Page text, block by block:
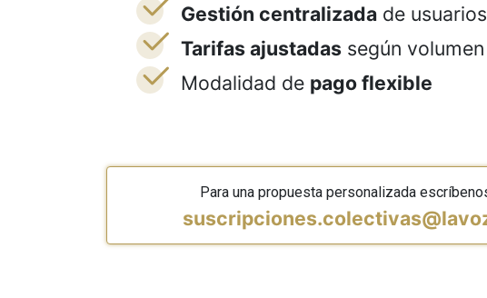
Gestión centralizada de usuarios
Tarifas ajustadas según volumen
Modalidad de pago flexible
Para una propuesta personalizada